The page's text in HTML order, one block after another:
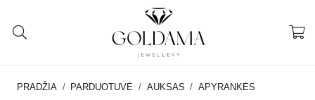
PRADŽIA / PARDUOTUVĖ / AUKSAS / APYRANKĖS